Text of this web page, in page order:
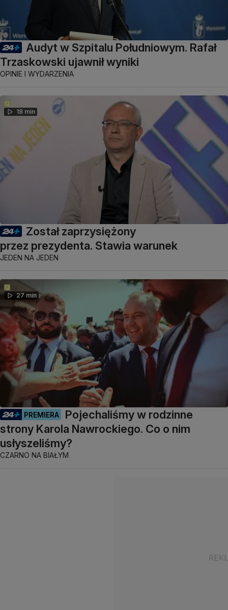
Audyt w Szpitalu Południowym. Rafał
Trzaskowski ujawnił wyniki
OPINIE I WYDARZENIA
18 min
Został zaprzysiężony
przez prezydenta. Stawia warunek
JEDEN NA JEDEN
27 min
PREMIERA
Pojechaliśmy w rodzinne
strony Karola Nawrockiego. Co o nim
usłyszeliśmy?
CZARNO NA BIAŁYM